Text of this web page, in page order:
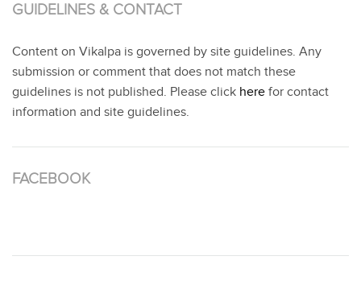
GUIDELINES & CONTACT
Content on Vikalpa is governed by site guidelines. Any
submission or comment that does not match these
guidelines is not published. Please click here for contact
information and site guidelines.
FACEBOOK